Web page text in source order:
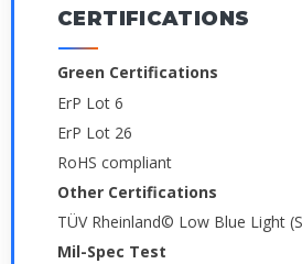
CERTIFICATIONS
Green Certifications
ErP Lot 6
ErP Lot 26
RoHS compliant
Other Certifications
TÜV Rheinland© Low Blue Light
Mil-Spec Test